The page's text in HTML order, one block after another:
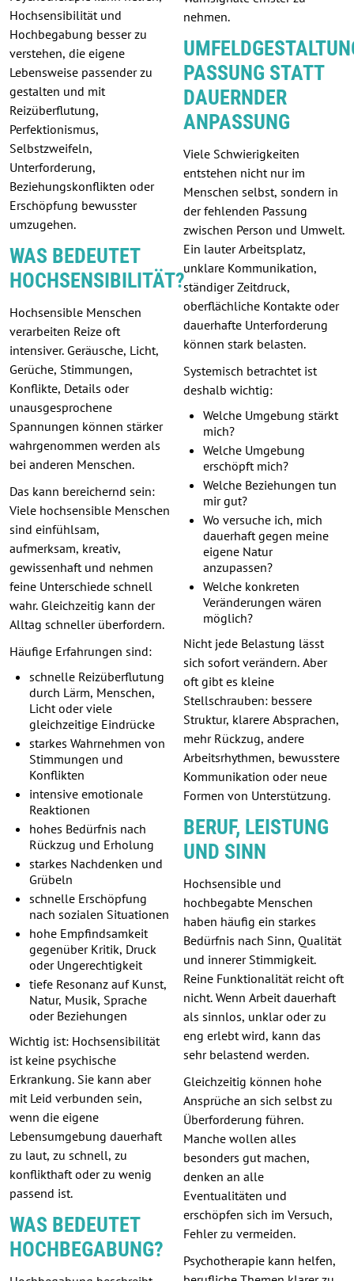
Hochsensibilität und
Hochbegabung besser zu
verstehen, die eigene
Lebensweise passender zu
gestalten und mit
Reizüberflutung,
Perfektionismus,
Selbstzweifeln,
Unterforderung,
Beziehungskonflikten oder
Erschöpfung bewusster
umzugehen.
WAS BEDEUTET
HOCHSENSIBILITÄT?
Hochsensible Menschen
verarbeiten Reize oft
intensiver. Geräusche, Licht,
Gerüche, Stimmungen,
Konflikte, Details oder
unausgesprochene
Spannungen können stärker
wahrgenommen werden als
bei anderen Menschen.
Das kann bereichernd sein:
Viele hochsensible Menschen
sind einfühlsam,
aufmerksam, kreativ,
gewissenhaft und nehmen
feine Unterschiede schnell
wahr. Gleichzeitig kann der
Alltag schneller überfordern.
Häufige Erfahrungen sind:
schnelle Reizüberflutung
durch Lärm, Menschen,
Licht oder viele
gleichzeitige Eindrücke
starkes Wahrnehmen von
Stimmungen und
Konflikten
intensive emotionale
Reaktionen
hohes Bedürfnis nach
Rückzug und Erholung
starkes Nachdenken und
Grübeln
schnelle Erschöpfung
nach sozialen Situationen
hohe Empfindsamkeit
gegenüber Kritik, Druck
oder Ungerechtigkeit
tiefe Resonanz auf Kunst,
Natur, Musik, Sprache
oder Beziehungen
Wichtig ist: Hochsensibilität
ist keine psychische
Erkrankung. Sie kann aber
mit Leid verbunden sein,
wenn die eigene
Lebensumgebung dauerhaft
zu laut, zu schnell, zu
konflikthaft oder zu wenig
passend ist.
WAS BEDEUTET
HOCHBEGABUNG?
nehmen.
PASSUNG STATT
DAUERNDER
ANPASSUNG
Viele Schwierigkeiten
entstehen nicht nur im
Menschen selbst, sondern in
der fehlenden Passung
zwischen Person und Umwelt.
Ein lauter Arbeitsplatz,
unklare Kommunikation,
ständiger Zeitdruck,
oberflächliche Kontakte oder
dauerhafte Unterforderung
können stark belasten.
Systemisch betrachtet ist
deshalb wichtig:
Welche Umgebung stärkt
mich?
Welche Umgebung
erschöpft mich?
Welche Beziehungen tun
mir gut?
Wo versuche ich, mich
dauerhaft gegen meine
eigene Natur
anzupassen?
Welche konkreten
Veränderungen wären
möglich?
Nicht jede Belastung lässt
sich sofort verändern. Aber
oft gibt es kleine
Stellschrauben: bessere
Struktur, klarere Absprachen,
mehr Rückzug, andere
Arbeitsrhythmen, bewusstere
Kommunikation oder neue
Formen von Unterstützung.
BERUF, LEISTUNG
UND SINN
Hochsensible und
hochbegabte Menschen
haben häufig ein starkes
Bedürfnis nach Sinn, Qualität
und innerer Stimmigkeit.
Reine Funktionalität reicht oft
nicht. Wenn Arbeit dauerhaft
als sinnlos, unklar oder zu
eng erlebt wird, kann das
sehr belastend werden.
Gleichzeitig können hohe
Ansprüche an sich selbst zu
Überforderung führen.
Manche wollen alles
besonders gut machen,
denken an alle
Eventualitäten und
erschöpfen sich im Versuch,
Fehler zu vermeiden.
Psychotherapie kann helfen,